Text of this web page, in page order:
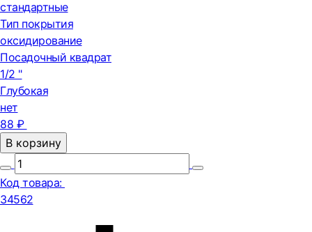
стандартные
Тип покрытия
оксидирование
Посадочный квадрат
1/2 "
Глубокая
нет
88 ₽
В корзину
Код товара:
34562